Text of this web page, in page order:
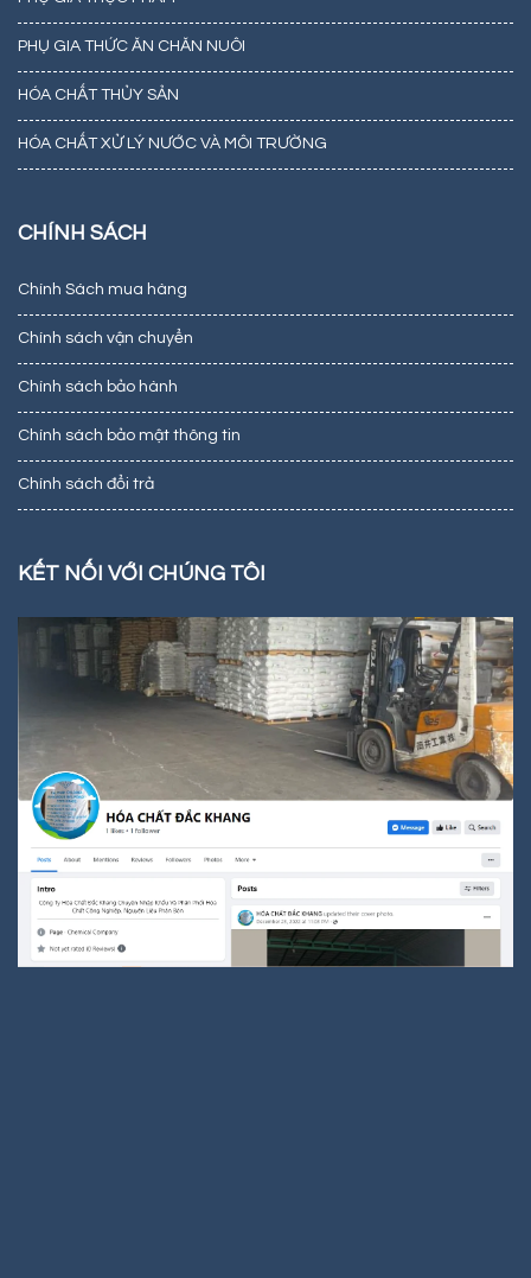
PHỤ GIA THỨC ĂN CHĂN NUÔI
HÓA CHẤT THỦY SẢN
HÓA CHẤT XỬ LÝ NƯỚC VÀ MÔI TRƯỜNG
CHÍNH SÁCH
Chính Sách mua hàng
Chính sách vận chuyển
Chính sách bảo hành
Chính sách bảo mật thông tin
Chính sách đổi trả
KẾT NỐI VỚI CHÚNG TÔI